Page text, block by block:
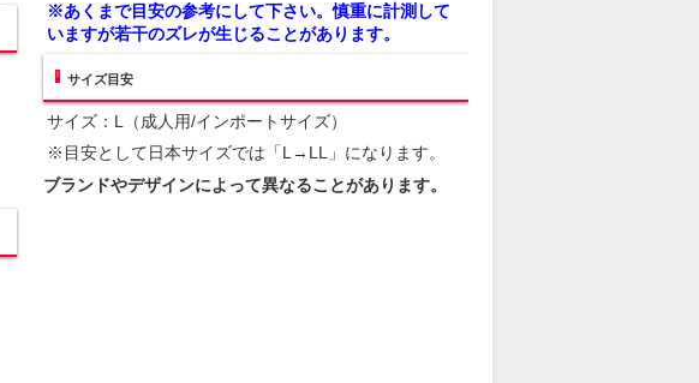
※あくまで目安の参考にして下さい。慎重に計測して
いますが若干のズレが生じることがあります。
サイズ目安
サイズ：L（成人用/インポートサイズ）
※目安として日本サイズでは「L→LL」になります。
ブランドやデザインによって異なることがあります。